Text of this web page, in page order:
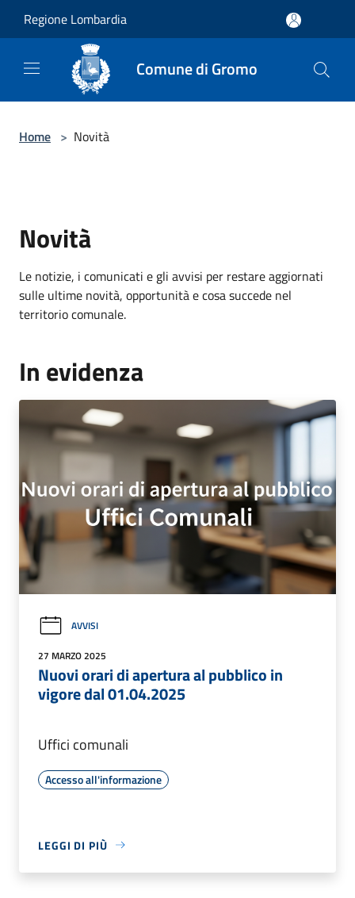
Regione Lombardia
Comune di Gromo
Home > Novità
Novità
Le notizie, i comunicati e gli avvisi per restare aggiornati
sulle ultime novità, opportunità e cosa succede nel
territorio comunale.
In evidenza
AVVISI
27 MARZO 2025
Nuovi orari di apertura al pubblico in
vigore dal 01.04.2025
Uffici comunali
Accesso all'informazione
LEGGI DI PIÙ